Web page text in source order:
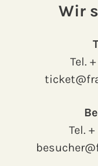
Wir
Tel.
Tel. +